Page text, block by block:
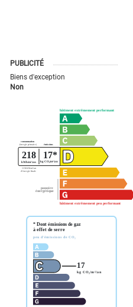
PUBLICITÉ
Biens d'exception
Non